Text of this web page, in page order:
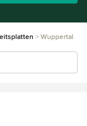
Wuppertal